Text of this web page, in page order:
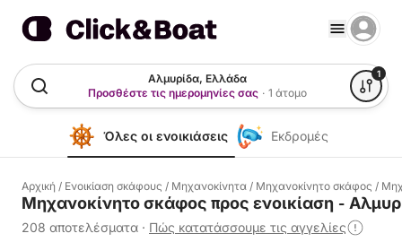
Αλμυρίδα, Ελλάδα
Προσθέστε τις ημερομηνίες σας · 1 άτομο
1
Όλες οι ενοικιάσεις Εκδρομές
Αρχική / Ενοικίαση σκάφους / Μηχανοκίνητα / Μηχανοκίνητο σκάφος /
Μηχανοκίνητο σκάφος προς ενοικίαση -
208 αποτελέσματα · Πώς κατατάσσουμε τις αγγελίες